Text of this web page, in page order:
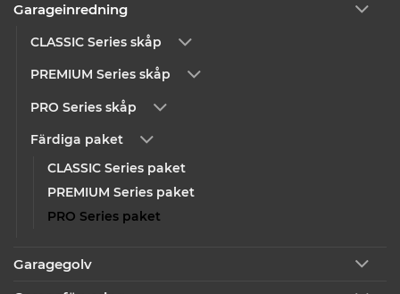
Garageinredning
CLASSIC Series skåp
PREMIUM Series skåp
PRO Series skåp
Färdiga paket
CLASSIC Series paket
PREMIUM Series paket
PRO Series paket
Garagegolv